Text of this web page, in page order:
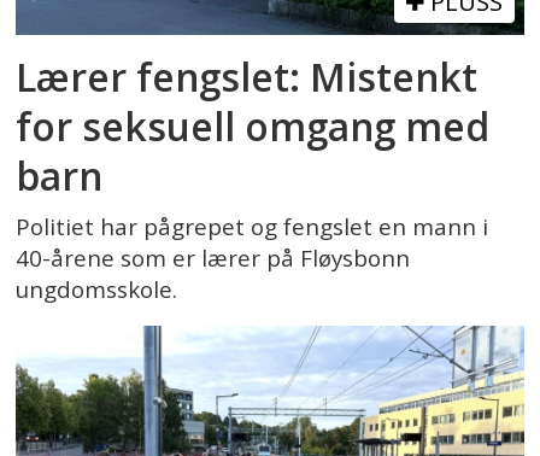
Lærer fengslet: Mistenkt
for seksuell omgang med
barn
Politiet har pågrepet og fengslet en mann i
40-årene som er lærer på Fløysbonn
ungdomsskole.